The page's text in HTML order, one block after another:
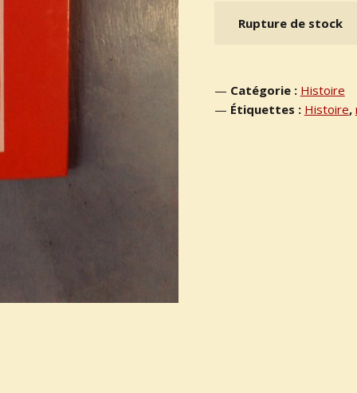
Rupture de stock
Catégorie : Histoire
Étiquettes : Histoire,